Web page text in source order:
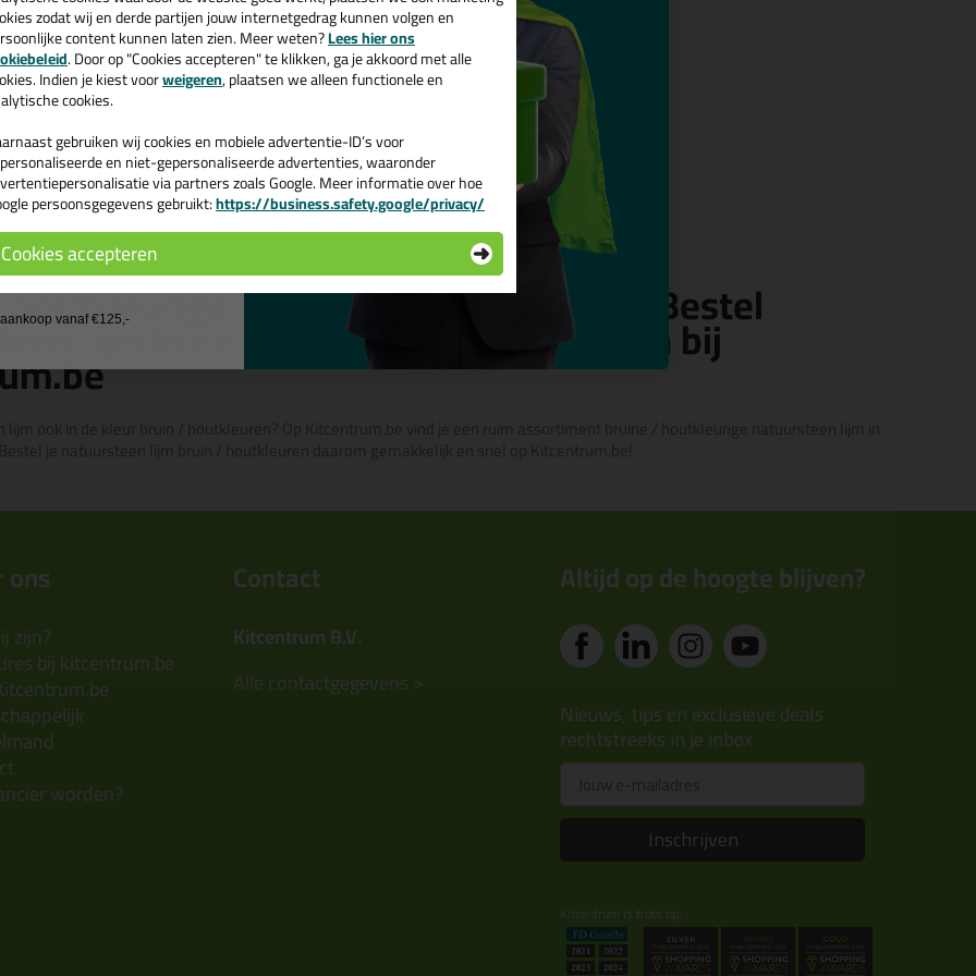
290ml
(2)
Soudal Fix All High Tack
KOMO 290ml
verlijmingskit!
7,95 (11)
Bekijken
/ houtkleurige natuursteen lijm kopen? Bestel
lijm in de kleur bruin / houtkleuren bij
ons
zijn?
bij kitcentrum.be
worden?
Contact
Kitcentrum B.V.
Alle contactgegevens >
Altijd op de hoogte blijven?
Nieuws, tips en exclusieve deals
rechtstreeks in je inbox
Inschrijven
Kitcentrum is trots op:
zodat wij en derde partijen jouw internetgedrag kunnen volgen en
content kunnen laten zien. Meer weten?Lees hier ons
. Door op "Cookies accepteren" te klikken, ga je akkoord met alle
Indien je kiest voorweigeren, plaatsen we alleen functionele en
cookies.
gebruiken wij cookies en mobiele advertentie-ID’s voor
en niet-gepersonaliseerde advertenties, waaronder
via partners zoals Google. Meer informatie over hoe
persoonsgegevens gebruikt:https://business.safety.google/privacy/
Cookies accepteren
en ontvang een
€35,-bij je eerste bestelling!
de actiecode ›
geen cadeau
vanaf €125,-